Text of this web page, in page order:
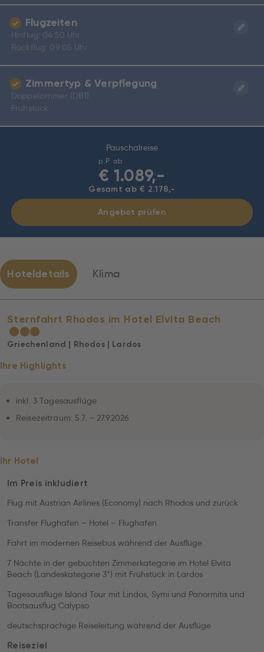
Pauschalreise
p.P. ab
€ 1.089,-
Gesamt ab € 2.178,-
Angebot prüfen
Flugzeiten
Hinflug: 04:50 Uhr
Rückflug: 09:05 Uhr
Zimmertyp & Verpflegung
Doppelzimmer (DB1)
Frühstück
Hoteldetails Klima
Sternfahrt Rhodos im Hotel Elvita Beach
★★★
Griechenland | Rhodos | Lardos
Ihre Highlights
inkl. 3 Tagesausflüge
Reisezeitraum: 5.7. – 27.9.2026
Ihr Hotel
Im Preis inkludiert
Flug mit Austrian Airlines (Economy) nach Rhodos und zurück
Transfer Flughafen – Hotel – Flughafen
Fahrt im modernen Reisebus während der Ausflüge
7 Nächte in der gebuchten Zimmerkategorie im Hotel Elvita
Beach (Landeskategorie 3*) mit Frühstück in Lardos
Tagesausflüge Island Tour mit Lindos, Symi und Panormitis und
Bootsausflug Calypso
deutschsprachige Reiseleitung während der Ausflüge
Reiseziel